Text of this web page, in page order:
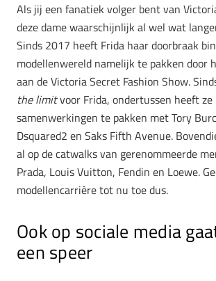
Als jij een fanatiek volger bent van
deze dame waarschijnlijk al wel wat
Sinds 2017 heeft Frida haar doorbraak
modellenwereld namelijk te pakken door
aan de Victoria Secret Fashion Show.
the limitvoor Frida, ondertussen heeft
samenwerkingen te pakken met Tory
Dsquared2 en Saks Fifth Avenue.
al op de catwalks van gerenommeerde
Prada, Louis Vuitton, Fendin en Loewe.
modellencarrière tot nu toe dus.
Ook op sociale media
een speer